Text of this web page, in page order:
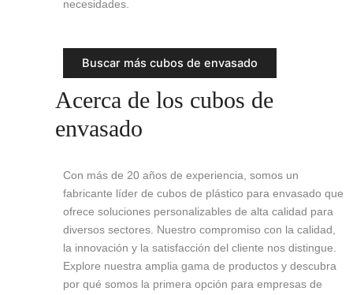
necesidades.
Buscar más cubos de envasado
Acerca de los cubos de
envasado
Con más de 20 años de experiencia, somos un
fabricante líder de cubos de plástico para envasado que
ofrece soluciones personalizables de alta calidad para
diversos sectores. Nuestro compromiso con la calidad,
la innovación y la satisfacción del cliente nos distingue.
Explore nuestra amplia gama de productos y descubra
por qué somos la primera opción para empresas de